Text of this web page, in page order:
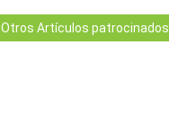
Otros Artículos patrocinados